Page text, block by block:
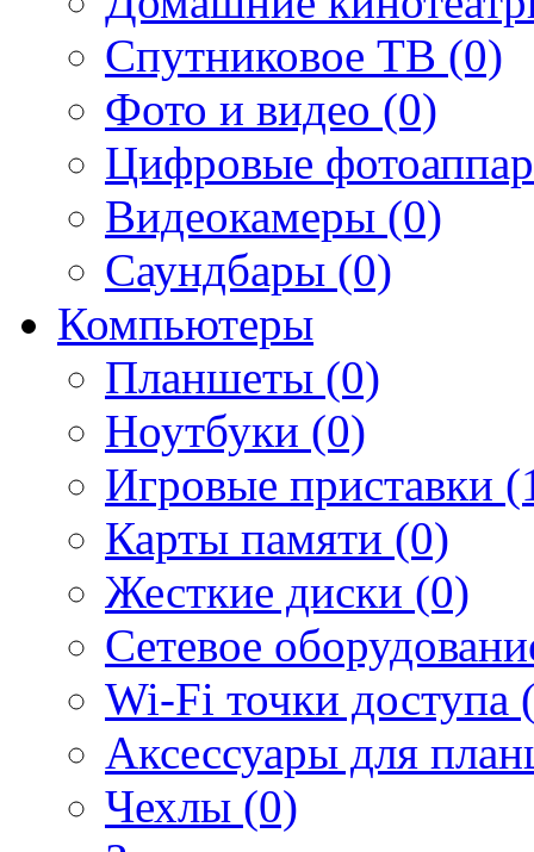
Спутниковое ТВ (0)
Фото и видео (0)
Цифровые
Видеокамеры (0)
Саундбары (0)
Компьютеры
Планшеты (0)
Ноутбуки (0)
Игровые приставки
Карты памяти (0)
Жесткие диски (0)
Сетевое
Wi-Fi точки доступа
Аксессуары для
Чехлы (0)